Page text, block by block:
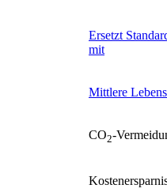
Ersetzt
mit
Mittlere
CO2-